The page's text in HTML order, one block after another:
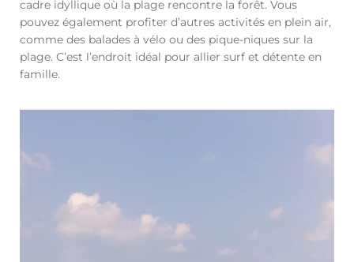
cadre idyllique où la plage rencontre la forêt. Vous
pouvez également profiter d’autres activités en plein air,
comme des balades à vélo ou des pique-niques sur la
plage. C’est l’endroit idéal pour allier surf et détente en
famille.